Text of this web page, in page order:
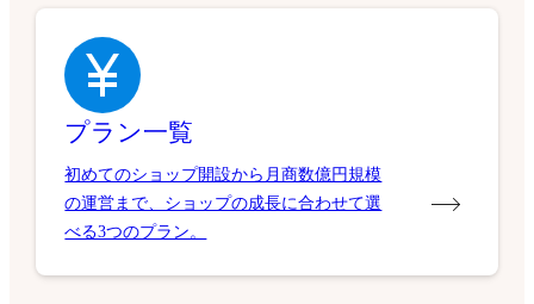
プラン一覧
初めてのショップ開設から月商数億円規模
の運営まで、ショップの成長に合わせて選
べる3つのプラン。